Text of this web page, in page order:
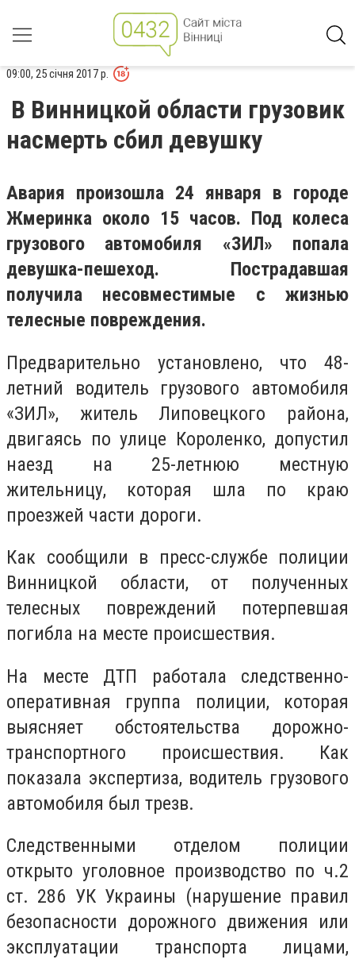
09:00, 25 січня 2017 р.
В Винницкой области грузовик
насмерть сбил девушку
Авария произошла 24 января в городе
Жмеринка около 15 часов. Под колеса
грузового автомобиля «ЗИЛ» попала
девушка-пешеход. Пострадавшая
получила несовместимые с жизнью
телесные повреждения.
Предварительно установлено, что 48-
летний водитель грузового автомобиля
«ЗИЛ», житель Липовецкого района,
двигаясь по улице Короленко, допустил
наезд на 25-летнюю местную
жительницу, которая шла по краю
проезжей части дороги.
Как сообщили в пресс-службе полиции
Винницкой области, от полученных
телесных повреждений потерпевшая
погибла на месте происшествия.
На месте ДТП работала следственно-
оперативная группа полиции, которая
выясняет обстоятельства дорожно-
транспортного происшествия. Как
показала экспертиза, водитель грузового
автомобиля был трезв.
Следственными отделом полиции
открыто уголовное производство по ч.2
ст. 286 УК Украины (нарушение правил
безопасности дорожного движения или
эксплуатации транспорта лицами,